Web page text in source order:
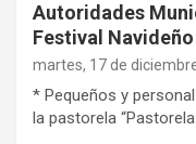
Autoridades
Festival
martes, 17 de
* Pequeños y
la pastorela